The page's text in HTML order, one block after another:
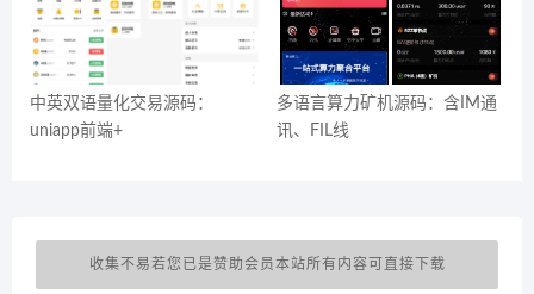
中英双语量化交易源码：
uniapp前端+
多语言算力矿机源码：含IM通
讯、FIL线
收集不易若您已是赞助会员本站所有内容可直接下载